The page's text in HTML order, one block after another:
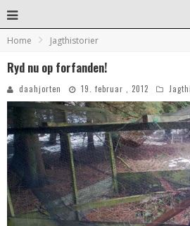
Home Jagthistorier
Ryd nu op forfanden!
daahjorten 19. februar , 2012